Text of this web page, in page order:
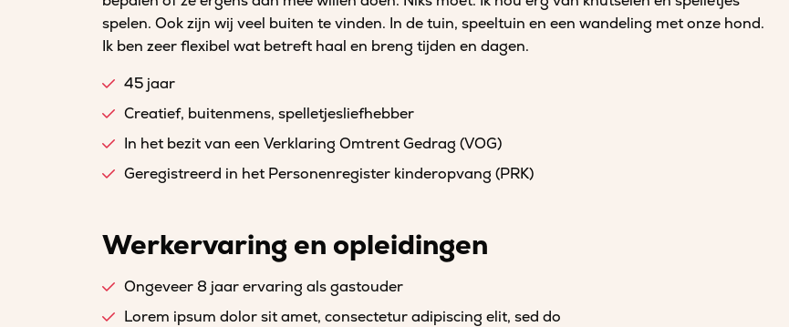
spelen. Ook zijn wij veel buiten te vinden. In de tuin, speeltuin en een wandeling met onze hond.
Ik ben zeer flexibel wat betreft haal en breng tijden en dagen.
45 jaar
Creatief, buitenmens, spelletjesliefhebber
In het bezit van een Verklaring Omtrent Gedrag (VOG)
Geregistreerd in het Personenregister kinderopvang (PRK)
Werkervaring en opleidingen
Ongeveer 8 jaar ervaring als gastouder
Lorem ipsum dolor sit amet, consectetur adipiscing elit, sed do